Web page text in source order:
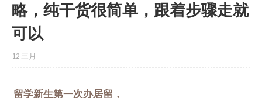
略，纯干货很简单，跟着步骤走就
可以
12 三月
留学新生第一次办居留，